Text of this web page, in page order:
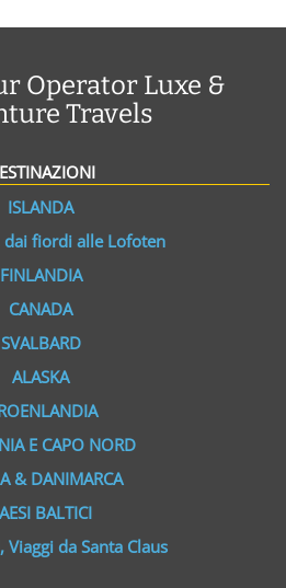
Operator Luxe &
Travels
ISLANDA
dai fiordi alle Lofoten
FINLANDIA
CANADA
SVALBARD
ALASKA
E CAPO NORD
& DANIMARCA
BALTICI
Viaggi da Santa Claus